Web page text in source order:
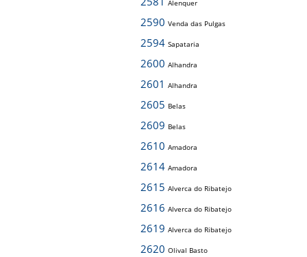
Alenquer
2590 Venda das Pulgas
2594 Sapataria
2600 Alhandra
2601 Alhandra
2605 Belas
2609 Belas
2610 Amadora
2614 Amadora
2615 Alverca do Ribatejo
2616 Alverca do Ribatejo
2619 Alverca do Ribatejo
2620 Olival Basto